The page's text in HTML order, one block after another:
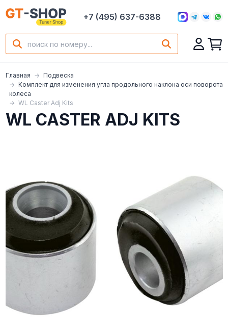
+7 (495) 637-6388
Главная
Подвеска
Комплект для изменения угла продольного наклона оси поворота
колеса
WL Caster Adj Kits
WL CASTER ADJ KITS